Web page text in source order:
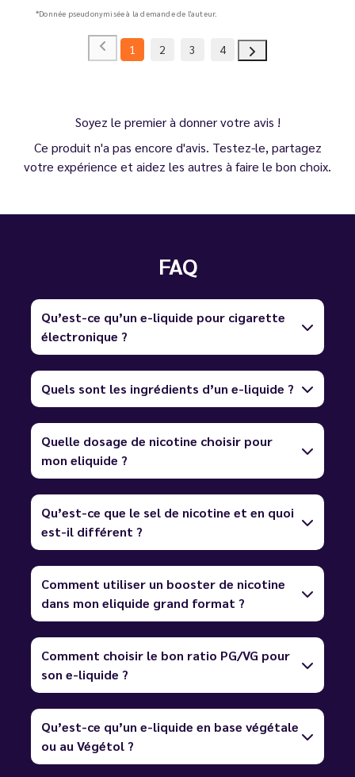
*Donnée pseudonymisée à la demande de l'auteur.
1 2 3 4
Soyez le premier à donner votre avis !
Ce produit n'a pas encore d'avis. Testez-le, partagez
votre expérience et aidez les autres à faire le bon choix.
FAQ
Qu’est-ce qu’un e-liquide pour cigarette
électronique ?
Quels sont les ingrédients d’un e-liquide ?
Quelle dosage de nicotine choisir pour
mon eliquide ?
Qu’est-ce que le sel de nicotine et en quoi
est-il différent ?
Comment utiliser un booster de nicotine
dans mon eliquide grand format ?
Comment choisir le bon ratio PG/VG pour
son e-liquide ?
Qu’est-ce qu’un e-liquide en base végétale
ou au Végétol ?